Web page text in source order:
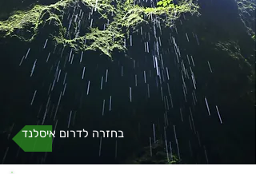
בחזרה לדרום איסלנד